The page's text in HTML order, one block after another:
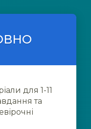
для 1-11
та